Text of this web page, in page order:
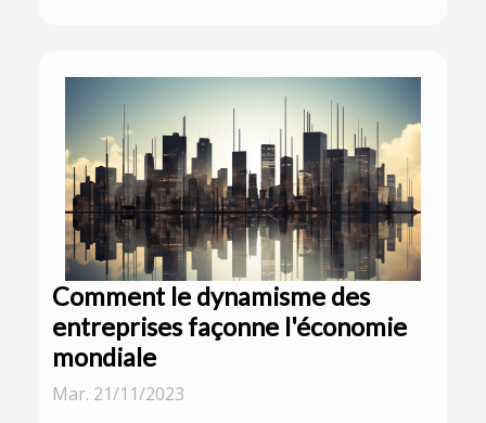
Comment le dynamisme des
entreprises façonne l'économie
mondiale
Mar. 21/11/2023